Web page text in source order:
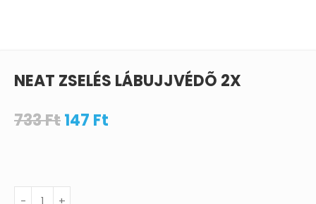
NEAT ZSELÉS LÁBUJJVÉDÕ 2X
733Ft147 Ft